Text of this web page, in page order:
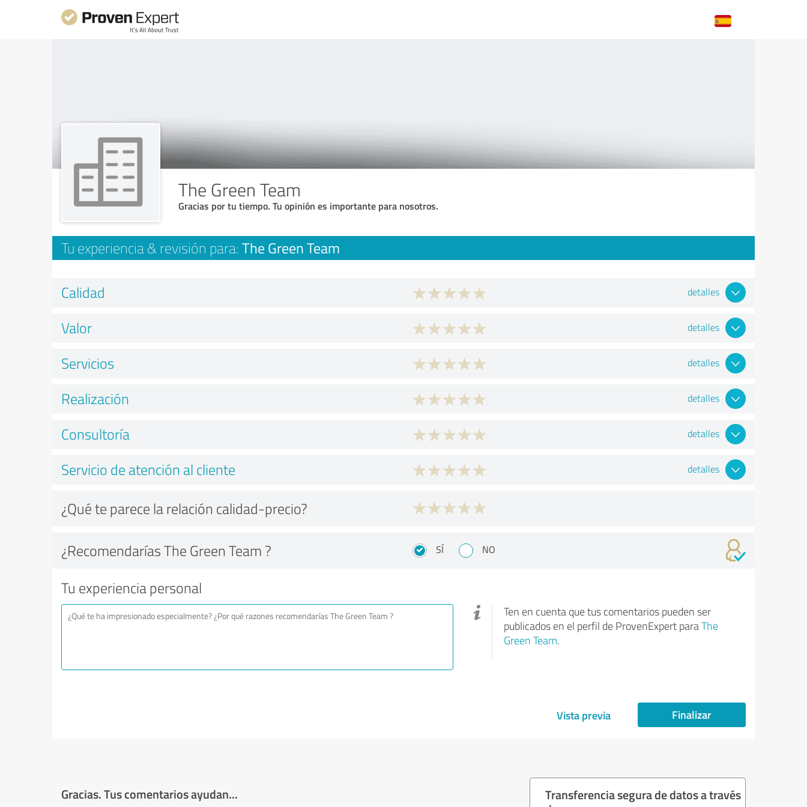
The Green Team
Gracias por tu tiempo. Tu opinión es importante para nosotros.
Tu experiencia & revisión para: The Green Team
Calidad detalles
Valor detalles
Servicios detalles
Realización detalles
Consultoría detalles
Servicio de atención al cliente detalles
¿Qué te parece la relación calidad-precio?
¿Recomendarías The Green Team ? SÍ NO
Tu experiencia personal
Ten en cuenta que tus comentarios pueden ser
publicados en el perfil de ProvenExpert paraThe
Green Team.
Vista previa Finalizar
Gracias. Tus comentarios ayudan...
Transferencia segura de datos a través